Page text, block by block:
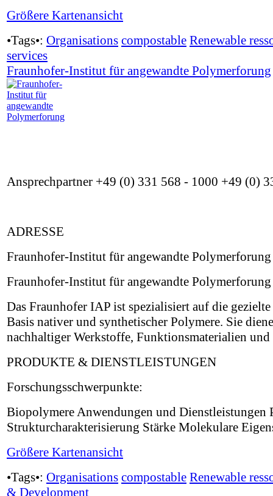
Größere Kartenansicht
•Tags•: Organisations compostable Renewable
services
Fraunhofer-Institut für angewandte Polymerforung
Ansprechpartner +49 (0) 331 568 - 1000 +49 (0)
ADRESSE
Fraunhofer-Institut für angewandte
Fraunhofer-Institut für angewandte Polymerforung
Das Fraunhofer IAP ist spezialisiert auf die
Basis nativer und synthetischer Polymere. Sie
nachhaltiger Werkstoffe, Funktionsmaterialien
PRODUKTE & DIENSTLEISTUNGEN
Forschungsschwerpunkte:
Biopolymere Anwendungen und
Strukturcharakterisierung Stärke Molekulare
Größere Kartenansicht
•Tags•: Organisations compostable Renewable
& Development